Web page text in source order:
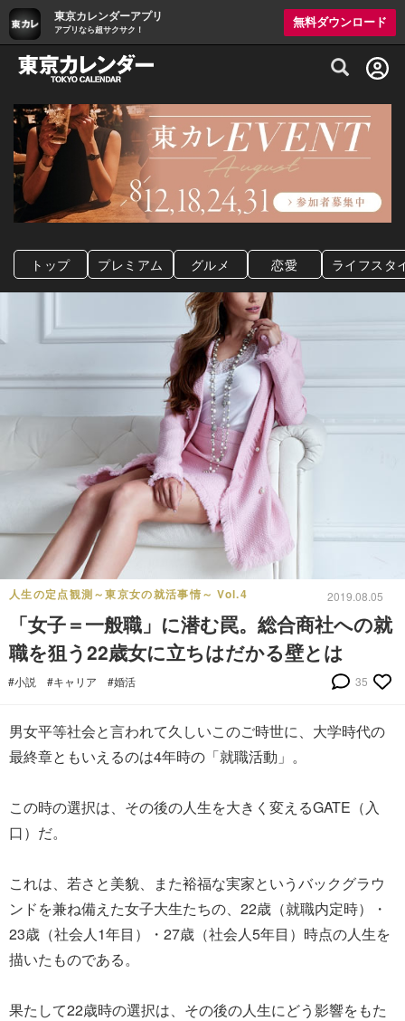
東京カレンダーアプリ
アプリなら超サクサク！
無料ダウンロード
グルメ情報・プレミアムレストラン予約
トップ プレミアム グルメ 恋愛 ライフスタ
人生の定点観測～東京女の就活事情～ Vol.4 2019.08.05
「女子＝一般職」に潜む罠。総合商社への就
職を狙う22歳女に立ちはだかる壁とは
#小説 #キャリア #婚活 35
男女平等社会と言われて久しいこのご時世に、大学時代の
最終章ともいえるのは4年時の「就職活動」。
この時の選択は、その後の人生を大きく変えるGATE（入
口）だ。
これは、若さと美貌、また裕福な実家というバックグラウ
ンドを兼ね備えた女子大生たちの、22歳（就職内定時）・
23歳（社会人1年目）・27歳（社会人5年目）時点の人生を
描いたものである。
果たして22歳時の選択は、その後の人生にどう影響をもた